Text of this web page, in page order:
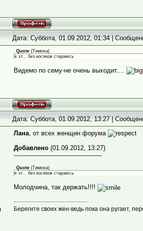
Дата: Суббота, 01.09.2012, 01:34 |
Quote (Тимоха)
я эт... без косяков стараюсь
Видемо по сему-не очень выходит....
Дата: Суббота, 01.09.2012, 13:27 |
Лана, от всех женщин форума
Добавлено (01.09.2012, 13:27)
---------------------------------------------
Quote (Тимоха)
я эт... без косяков стараюсь
Молодчина, так держать!!!!
Берегите своих жен-ведь пока она ругает,